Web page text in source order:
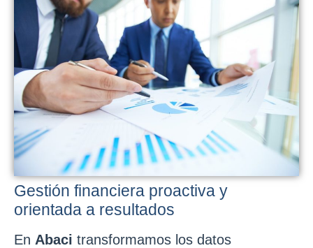
Gestión financiera proactiva y
orientada a resultados
En Abaci transformamos los datos